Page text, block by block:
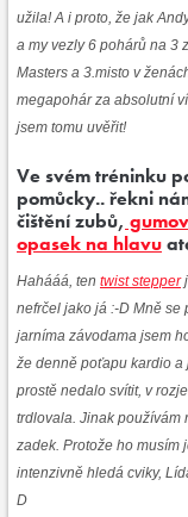
užila! A i proto, že jak
a my vezly 6 pohárů na 3
Masters a 3.misto v
megapohár za absolutní
jsem tomu uvěřit!
Ve svém tréninku
pomůcky.. řekni
čištění zubů,
opasek na hlavu
Hahááá, ten twist stepper
nefrčel jako já :-D Mně se
jarníma závodama jsem
že denně poťapu kardio a
prostě nedalo svítit, v
trdlovala. Jinak používám
zadek. Protože ho musím
intenzivně hledá cviky,
D